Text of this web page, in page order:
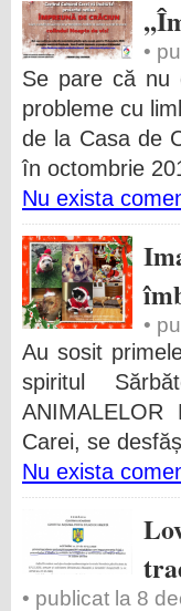
•
Se pare că nu
probleme cu
de la Casa de
în octombrie
Nu exista
•
Au sosit
spiritul
Carei, se
Nu exista
• publicat la 8